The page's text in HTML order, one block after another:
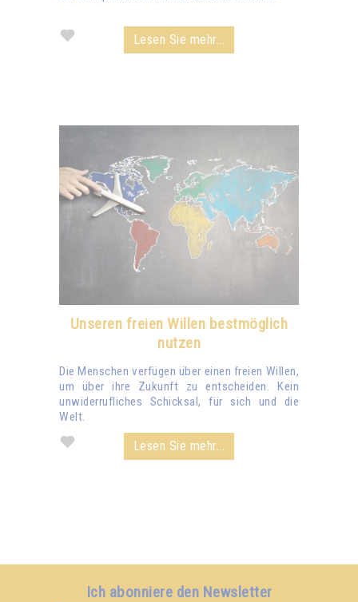
Lesen Sie mehr...
Unseren freien Willen bestmöglich
nutzen
Die Menschen verfügen über einen freien Willen,
um über ihre Zukunft zu entscheiden. Kein
unwiderrufliches Schicksal, für sich und die
Welt.
Lesen Sie mehr...
Ich abonniere den Newsletter